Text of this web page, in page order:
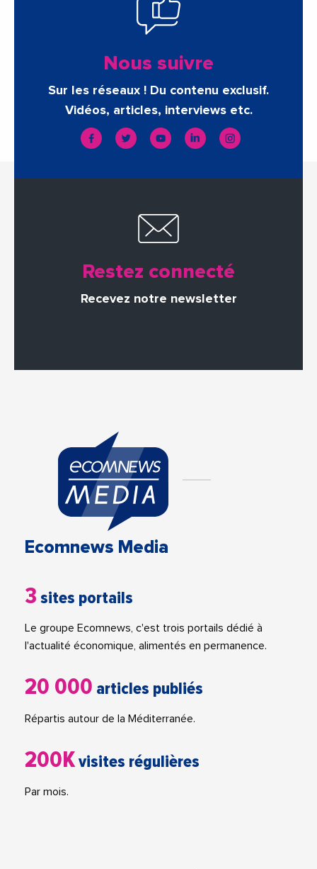
Nous suivre
Sur les réseaux ! Du contenu exclusif.
Vidéos, articles, interviews etc.
Restez connecté
Recevez notre newsletter
Ecomnews Media
3 sites portails
Le groupe Ecomnews, c'est trois portails dédié à
l'actualité économique, alimentés en permanence.
20 000 articles publiés
Répartis autour de la Méditerranée.
200Kvisites régulières
Par mois.